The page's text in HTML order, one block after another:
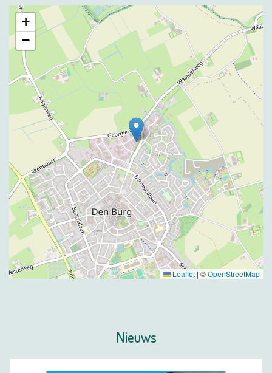
+
−
Leaflet | ©OpenStreetMap
Nieuws